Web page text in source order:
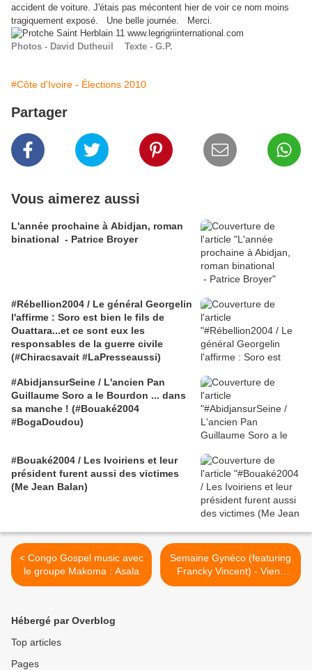
accident de voiture. J'étais pas mécontent hier de voir ce nom moins
tragiquement exposé. Une belle journée. Merci.
Photos - David Dutheuil Texte - G.P.
#Côte d'Ivoire - Élections 2010
Partager
Vous aimerez aussi
L'année prochaine à Abidjan, roman
binational - Patrice Broyer
#Rébellion2004 / Le général Georgelin
l'affirme : Soro est bien le fils de
Ouattara...et ce sont eux les
responsables de la guerre civile
(#Chiracsavait #LaPresseaussi)
#AbidjansurSeine / L'ancien Pan
Guillaume Soro a le Bourdon ... dans
sa manche ! (#Bouaké2004
#BogaDoudou)
#Bouaké2004 / Les Ivoiriens et leur
président furent aussi des victimes
(Me Jean Balan)
< Congo Gospel music avec
le groupe Makoma : Asala
Semaine Gynéco (featuring
Francky Vincent) - Viens
voir le docteur >
Hébergé par Overblog
Top articles
Pages